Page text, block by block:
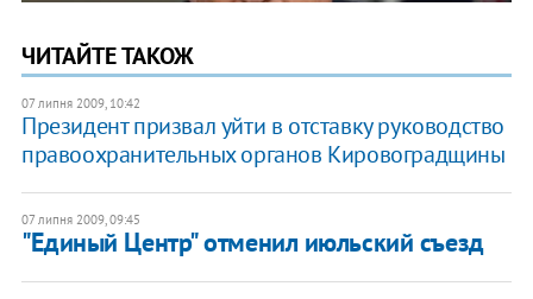
ЧИТАЙТЕ ТАКОЖ
07 липня 2009, 10:42
Президент призвал уйти в отставку руководство
правоохранительных органов Кировоградщины
07 липня 2009, 09:45
"Единый Центр" отменил июльский съезд